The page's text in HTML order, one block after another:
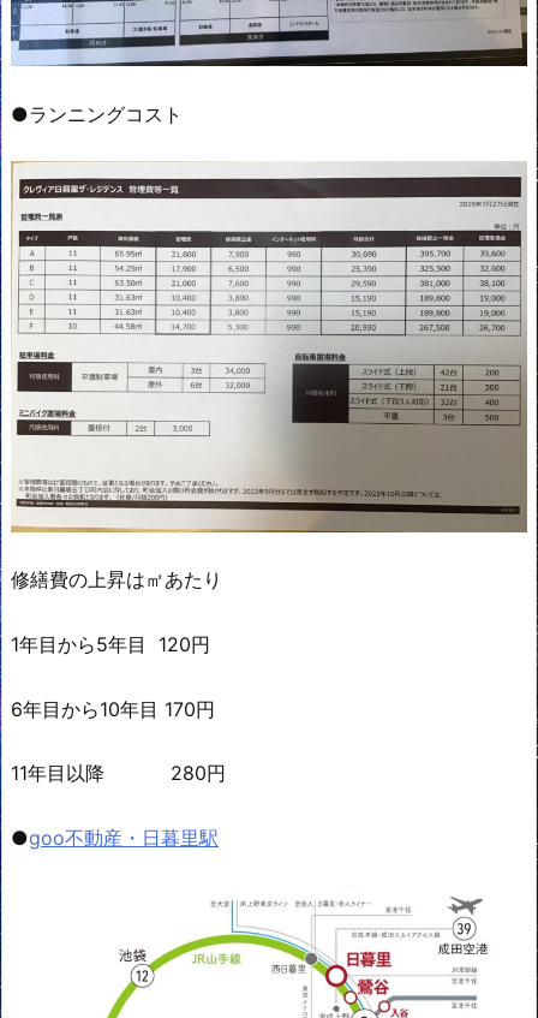
●ランニングコスト
修繕費の上昇は㎡あたり
1年目から5年目 120円
6年目から10年目 170円
11年目以降 280円
●goo不動産・日暮里駅